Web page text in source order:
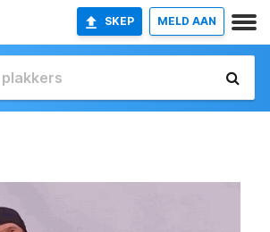
SKEP MELD AAN